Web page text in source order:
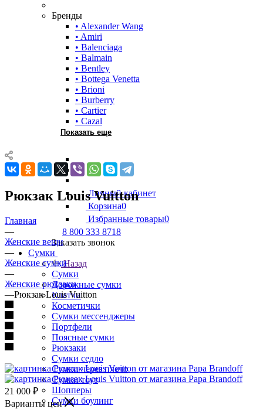
Бренды
• Alexander Wang
• Amiri
• Balenciaga
• Balmain
• Bentley
• Bottega Venetta
• Brioni
• Burberry
• Cartier
• Cazal
Показать еще
Личный кабинет
Корзина0
Избранные товары0
8 800 333 8718
Заказать звонок
Сумки
Назад
Сумки
Дорожные сумки
Клатчи
Косметички
Сумки мессенджеры
Портфели
Поясные сумки
Рюкзаки
Сумки седло
Сумки через плечо
Сумки тоут
Шопперы
Сумки боулинг
Рюкзак Louis Vuitton
Главная
—
Женские вещи
—
Женские сумки
—
Женские рюкзаки
—Рюкзак Louis Vuitton
21 000 ₽
Варианты цен